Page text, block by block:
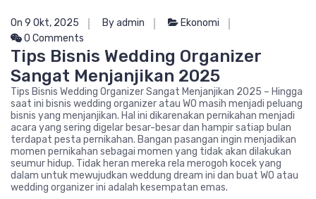
On 9 Okt, 2025 By admin
Ekonomi
0 Comments
Tips Bisnis Wedding Organizer
Sangat Menjanjikan 2025
Tips Bisnis Wedding Organizer Sangat Menjanjikan 2025 – Hingga
saat ini bisnis wedding organizer atau WO masih menjadi peluang
bisnis yang menjanjikan. Hal ini dikarenakan pernikahan menjadi
acara yang sering digelar besar-besar dan hampir satiap bulan
terdapat pesta pernikahan. Bangan pasangan ingin menjadikan
momen pernikahan sebagai momen yang tidak akan dilakukan
seumur hidup. Tidak heran mereka rela merogoh kocek yang
dalam untuk mewujudkan weddung dream ini dan buat WO atau
wedding organizer ini adalah kesempatan emas.